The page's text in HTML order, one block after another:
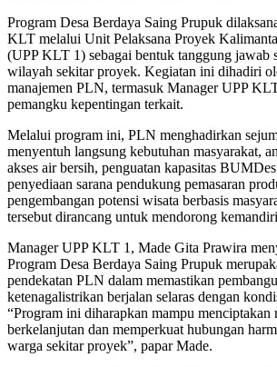
Program Desa Berdaya Saing Prupuk
KLT melalui Unit Pelaksana Proyek
(UPP KLT 1) sebagai bentuk tanggung jawab
wilayah sekitar proyek. Kegiatan ini dihadiri
manajemen PLN, termasuk Manager UPP
pemangku kepentingan terkait.
Melalui program ini, PLN menghadirkan
menyentuh langsung kebutuhan masyarakat,
akses air bersih, penguatan kapasitas
penyediaan sarana pendukung pemasaran
pengembangan potensi wisata berbasis
tersebut dirancang untuk mendorong
Manager UPP KLT 1, Made Gita Prawira
Program Desa Berdaya Saing Prupuk
pendekatan PLN dalam memastikan
ketenagalistrikan berjalan selaras dengan
“Program ini diharapkan mampu menciptakan
berkelanjutan dan memperkuat hubungan
warga sekitar proyek”, papar Made.